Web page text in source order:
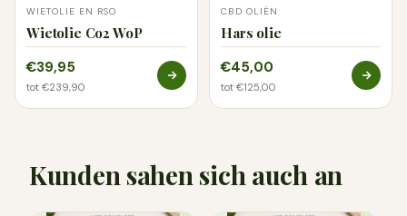
WIETOLIE EN RSO
Wietolie Co2 WoP
€39,95
tot €239,90
CBD OLIËN
Hars olie
€45,00
tot €125,00
Kunden sahen sich auch an